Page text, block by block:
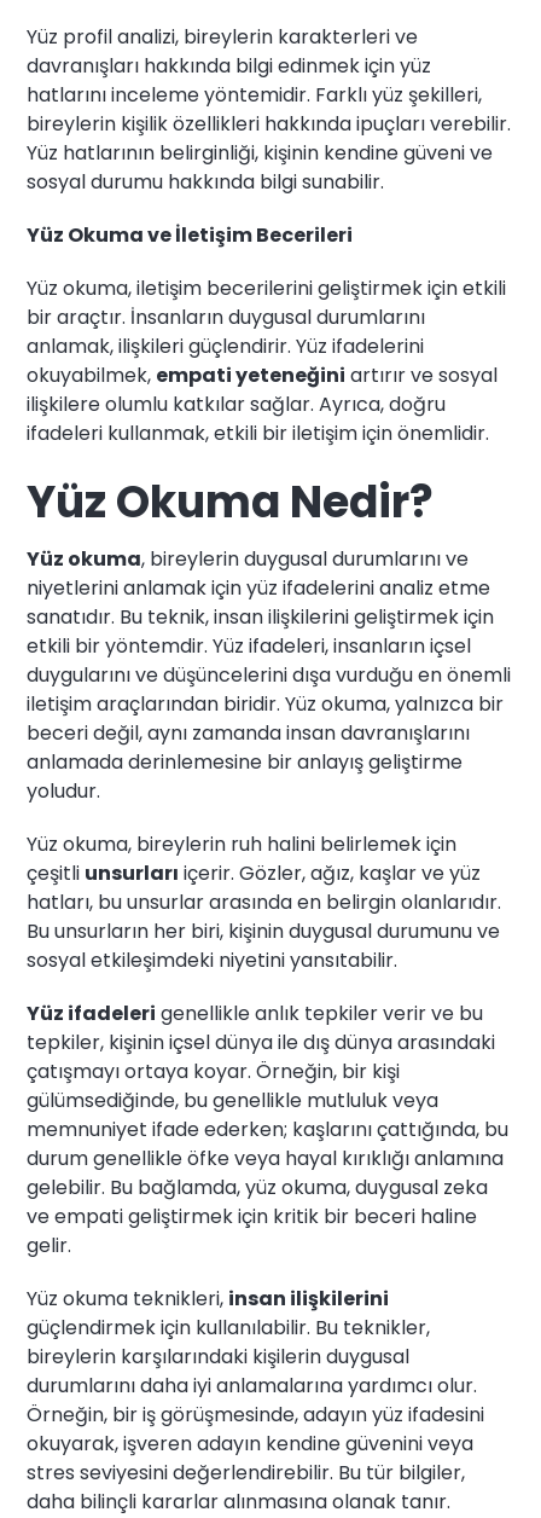
Yüz profil analizi, bireylerin karakterleri ve
davranışları hakkında bilgi edinmek için yüz
hatlarını inceleme yöntemidir. Farklı yüz şekilleri,
bireylerin kişilik özellikleri hakkında ipuçları verebilir.
Yüz hatlarının belirginliği, kişinin kendine güveni ve
sosyal durumu hakkında bilgi sunabilir.
Yüz Okuma ve İletişim Becerileri
Yüz okuma, iletişim becerilerini geliştirmek için etkili
bir araçtır. İnsanların duygusal durumlarını
anlamak, ilişkileri güçlendirir. Yüz ifadelerini
okuyabilmek, empati yeteneğini artırır ve sosyal
ilişkilere olumlu katkılar sağlar. Ayrıca, doğru
ifadeleri kullanmak, etkili bir iletişim için önemlidir.
Yüz Okuma Nedir?
Yüz okuma, bireylerin duygusal durumlarını ve
niyetlerini anlamak için yüz ifadelerini analiz etme
sanatıdır. Bu teknik, insan ilişkilerini geliştirmek için
etkili bir yöntemdir. Yüz ifadeleri, insanların içsel
duygularını ve düşüncelerini dışa vurduğu en önemli
iletişim araçlarından biridir. Yüz okuma, yalnızca bir
beceri değil, aynı zamanda insan davranışlarını
anlamada derinlemesine bir anlayış geliştirme
yoludur.
Yüz okuma, bireylerin ruh halini belirlemek için
çeşitli unsurları içerir. Gözler, ağız, kaşlar ve yüz
hatları, bu unsurlar arasında en belirgin olanlarıdır.
Bu unsurların her biri, kişinin duygusal durumunu ve
sosyal etkileşimdeki niyetini yansıtabilir.
Yüz ifadeleri genellikle anlık tepkiler verir ve bu
tepkiler, kişinin içsel dünya ile dış dünya arasındaki
çatışmayı ortaya koyar. Örneğin, bir kişi
gülümsediğinde, bu genellikle mutluluk veya
memnuniyet ifade ederken; kaşlarını çattığında, bu
durum genellikle öfke veya hayal kırıklığı anlamına
gelebilir. Bu bağlamda, yüz okuma, duygusal zeka
ve empati geliştirmek için kritik bir beceri haline
gelir.
Yüz okuma teknikleri, insan ilişkilerini
güçlendirmek için kullanılabilir. Bu teknikler,
bireylerin karşılarındaki kişilerin duygusal
durumlarını daha iyi anlamalarına yardımcı olur.
Örneğin, bir iş görüşmesinde, adayın yüz ifadesini
okuyarak, işveren adayın kendine güvenini veya
stres seviyesini değerlendirebilir. Bu tür bilgiler,
daha bilinçli kararlar alınmasına olanak tanır.